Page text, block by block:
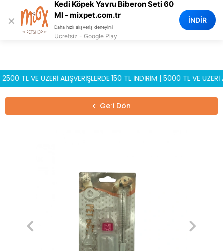
TL VE ÜZERİ ALIŞVERİŞLERDE 150 TL İNDİRİM | 5000 TL VE ÜZERİ
0
Geri Dön
×
Kedi Köpek Yavru Biberon Seti 60
Ml - mixpet.com.tr
Daha hızlı alışveriş deneyimi
Ücretsiz - Google Play
İNDİR